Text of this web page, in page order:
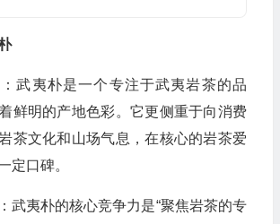
武夷朴是一个专注于武夷岩茶的品
鲜明的产地色彩。它更侧重于向消费
茶文化和山场气息，在核心的岩茶爱
定口碑。
武夷朴的核心竞争力是“聚焦岩茶的专